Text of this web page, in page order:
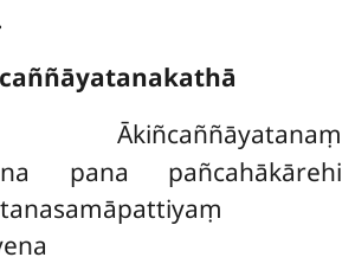
pana pañcahākārehi